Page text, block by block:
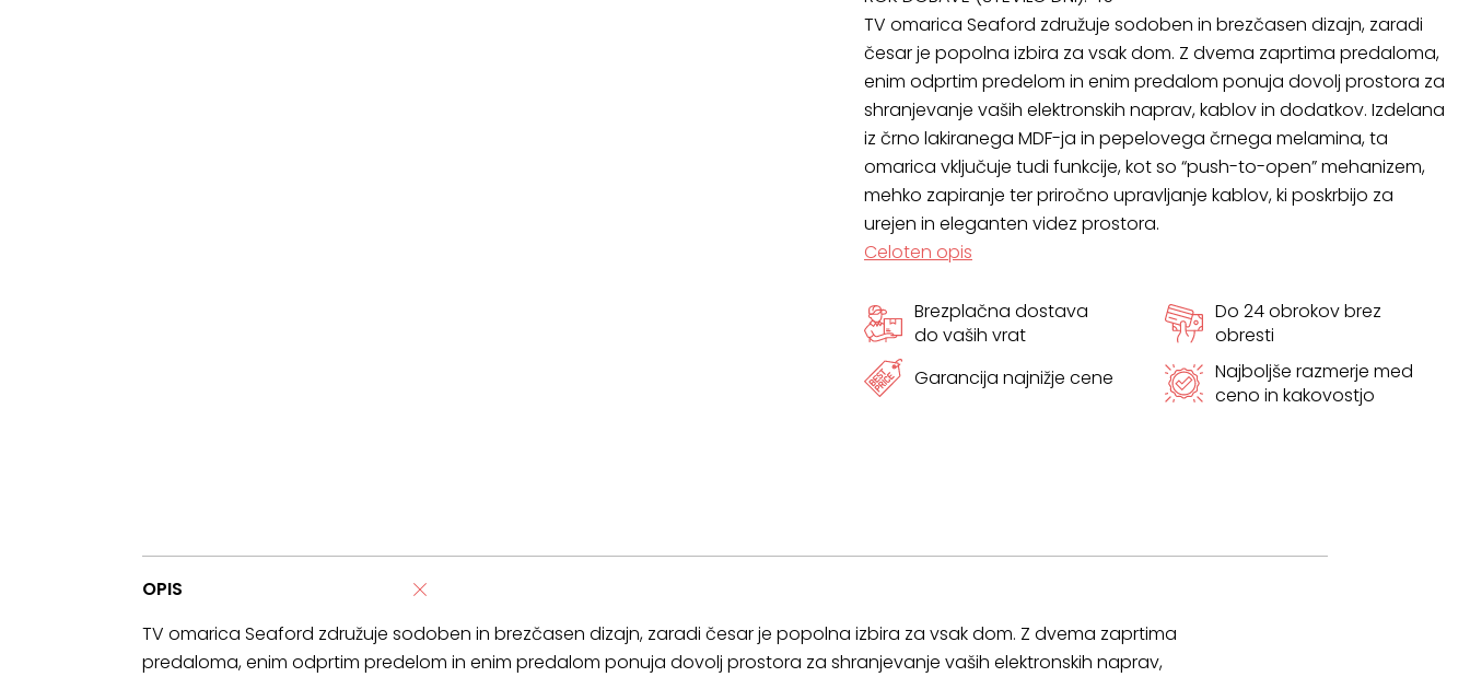
TV omarica Seaford združuje sodoben in brezčasen dizajn, zaradi
česar je popolna izbira za vsak dom. Z dvema zaprtima predaloma,
enim odprtim predelom in enim predalom ponuja dovolj prostora za
shranjevanje vaših elektronskih naprav, kablov in dodatkov. Izdelana
iz črno lakiranega MDF-ja in pepelovega črnega melamina, ta
omarica vključuje tudi funkcije, kot so “push-to-open” mehanizem,
mehko zapiranje ter priročno upravljanje kablov, ki poskrbijo za
urejen in eleganten videz prostora.
Celoten opis
Brezplačna dostava
do vaših vrat
Do 24 obrokov brez
obresti
Garancija najnižje cene
Najboljše razmerje med
ceno in kakovostjo
OPIS
TV omarica Seaford združuje sodoben in brezčasen dizajn, zaradi česar je popolna izbira za vsak dom. Z dvema zaprtima
predaloma, enim odprtim predelom in enim predalom ponuja dovolj prostora za shranjevanje vaših elektronskih naprav,